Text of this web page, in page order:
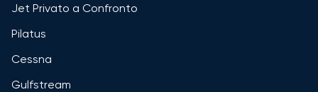
Jet Privato a Confronto
Pilatus
Cessna
Gulfstream